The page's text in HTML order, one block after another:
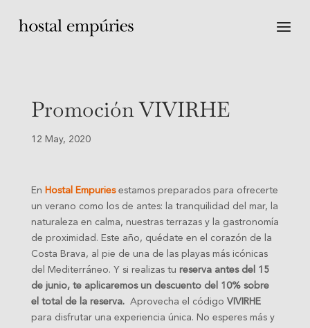
Promoción VIVIRHE
12 May, 2020
En Hostal Empuriesestamos preparados para ofrecerte
un verano como los de antes: la tranquilidad del mar, la
naturaleza en calma, nuestras terrazas y la gastronomía
de proximidad. Este año, quédate en el corazón de la
Costa Brava, al pie de una de las playas más icónicas
del Mediterráneo. Y si realizas tu reserva antes del 15
de junio, te aplicaremos un descuento del 10% sobre
el total de la reserva.Aprovecha el código VIVIRHE
para disfrutar una experiencia única. No esperes más y